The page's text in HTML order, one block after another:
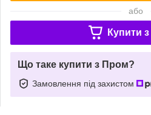
або
Купити з
Що таке купити з Пром?
Замовлення під захистом